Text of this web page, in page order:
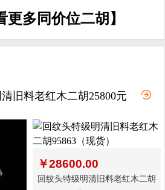
更多同价位二胡】
旧料老红木二胡25800元
￥28600.00
回纹头特级明清旧料老红木二胡